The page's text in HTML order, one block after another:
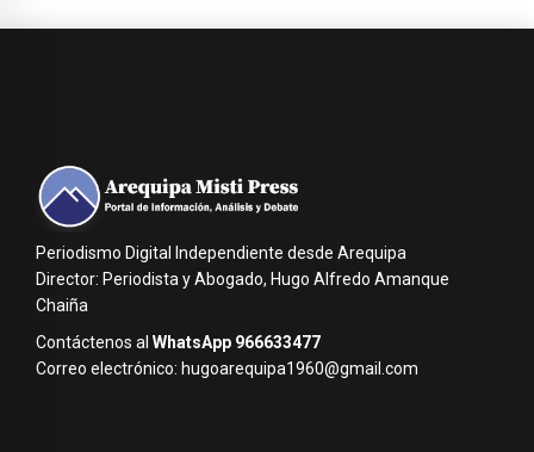
Periodismo Digital Independiente desde Arequipa
Director: Periodista y Abogado, Hugo Alfredo Amanque
Chaiña
Contáctenos al WhatsApp 966633477
Correo electrónico: hugoarequipa1960@gmail.com